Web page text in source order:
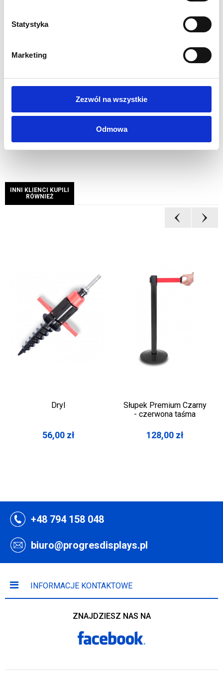
Statystyka
Marketing
Zezwól na wszystkie
Odmowa
gumki wszytej w materiał
umożliwiającym wypuszczenie kabla zasilającego
Nie wymaga demontażu grafiki podczas składania
Torba transportowa z paskiem na ramię w zestawie
Maksymalne obciążenie 30 kg przy równomiernym
1 rok gwarancji
INNI KLIENCI KUPILI
RÓWNIEŻ
Dryl
56,00 zł
Słupek Premium Czarny
- czerwona taśma
128,00 zł
+48 794 158 048
biuro@progresdisplays.pl
INFORMACJE KONTAKTOWE
ZNAJDZIESZ NAS NA